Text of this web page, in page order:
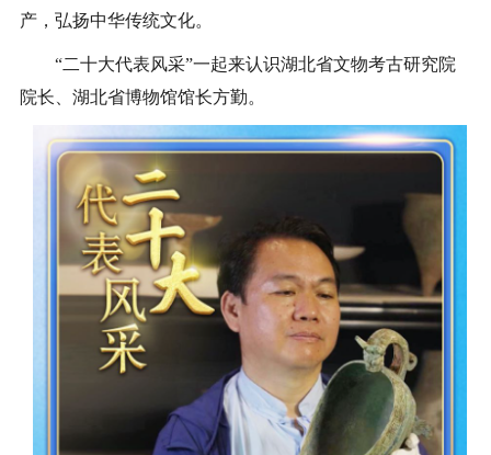
产，弘扬中华传统文化。
“二十大代表风采”一起来认识湖北省文物考古研究院
院长、湖北省博物馆馆长方勤。